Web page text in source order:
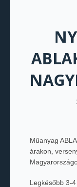
Műanyag
árakon,
Legkésőbb 3-